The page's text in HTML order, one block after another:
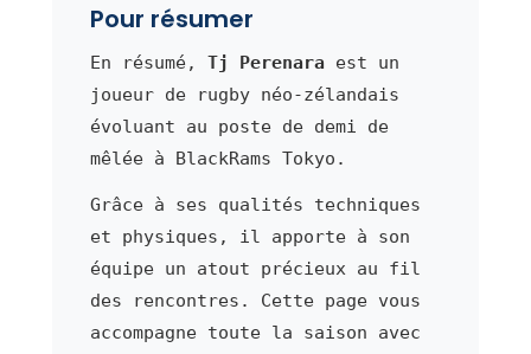
Pour résumer
En résumé, Tj Perenara est un
joueur de rugby néo-zélandais
évoluant au poste de demi de
mêlée à BlackRams Tokyo.
Grâce à ses qualités techniques
et physiques, il apporte à son
équipe un atout précieux au fil
des rencontres. Cette page vous
accompagne toute la saison avec